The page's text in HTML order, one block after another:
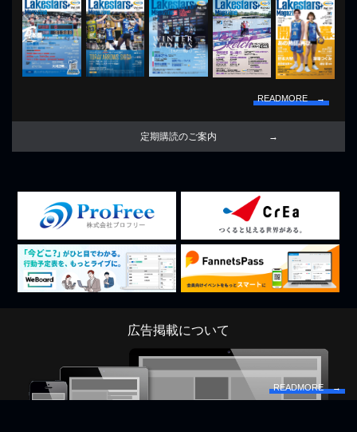
READMORE →
定期購読のご案内
広告掲載について
READMORE →